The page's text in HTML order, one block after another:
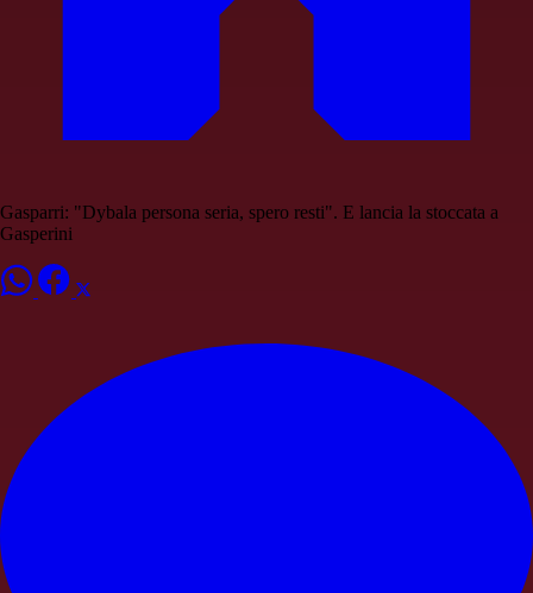
Gasparri: "Dybala persona seria, spero resti". E lancia la stoccata a
Gasperini